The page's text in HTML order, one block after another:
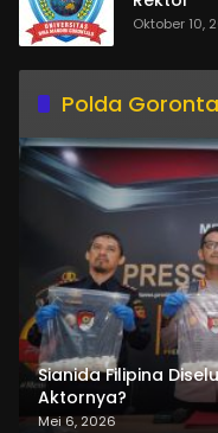
Oktober 10,
Polda
Sianida Filipina
Aktornya?
Mei 6, 2026